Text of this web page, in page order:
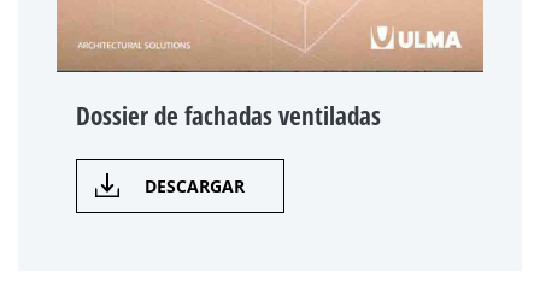
Dossier de fachadas ventiladas
DESCARGAR